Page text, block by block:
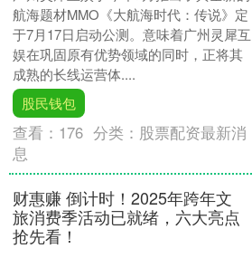
航海题材MMO《大航海时代：传说》定
于7月17日启动公测。意味着广州灵犀互
娱在巩固原有优势领域的同时，正将其
成熟的长线运营体....
股民钱包
查看： 176 分类： 股票配资最新消
息
财惠赚 倒计时！2025年跨年文
旅消费季活动已就绪，六大亮点
抢先看！